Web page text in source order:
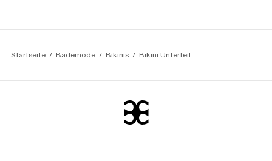
Startseite Bademode Bikinis Bikini Unterteil